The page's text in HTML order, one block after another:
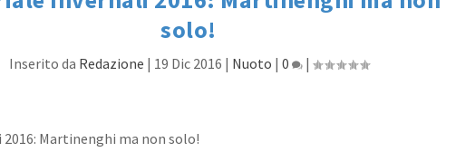
solo!
Inserito da Redazione | 19 Dic 2016 | Nuoto | 0 |